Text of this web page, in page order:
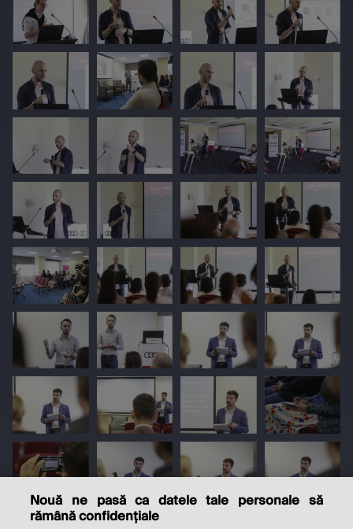
Nouă ne pasă ca datele tale personale să
rămână confidențiale